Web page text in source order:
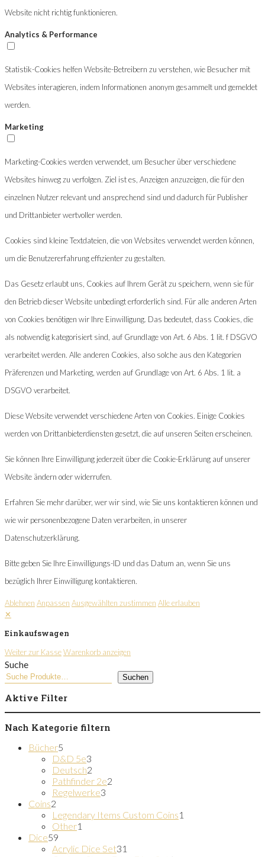
Website nicht richtig funktionieren.
Analytics & Performance
Statistik-Cookies helfen Website-Betreibern zu verstehen, wie Besucher mit
Websites interagieren, indem Informationen anonym gesammelt und gemeldet
werden.
Marketing
Marketing-Cookies werden verwendet, um Besucher über verschiedene
Websites hinweg zu verfolgen. Ziel ist es, Anzeigen anzuzeigen, die für den
einzelnen Nutzer relevant und ansprechend sind und dadurch für Publisher
und Drittanbieter wertvoller werden.
Cookies sind kleine Textdateien, die von Websites verwendet werden können,
um die Benutzererfahrung effizienter zu gestalten.
Das Gesetz erlaubt uns, Cookies auf Ihrem Gerät zu speichern, wenn sie für
den Betrieb dieser Website unbedingt erforderlich sind. Für alle anderen Arten
von Cookies benötigen wir Ihre Einwilligung. Das bedeutet, dass Cookies, die
als notwendig kategorisiert sind, auf Grundlage von Art. 6 Abs. 1 lit. f DSGVO
verarbeitet werden. Alle anderen Cookies, also solche aus den Kategorien
Präferenzen und Marketing, werden auf Grundlage von Art. 6 Abs. 1 lit. a
DSGVO verarbeitet.
Diese Website verwendet verschiedene Arten von Cookies. Einige Cookies
werden von Drittanbieterdiensten gesetzt, die auf unseren Seiten erscheinen.
Sie können Ihre Einwilligung jederzeit über die Cookie-Erklärung auf unserer
Website ändern oder widerrufen.
Erfahren Sie mehr darüber, wer wir sind, wie Sie uns kontaktieren können und
wie wir personenbezogene Daten verarbeiten, in unserer
Datenschutzerklärung.
Bitte geben Sie Ihre Einwilligungs-ID und das Datum an, wenn Sie uns
bezüglich Ihrer Einwilligung kontaktieren.
Ablehnen Anpassen Ausgewählten zustimmen Alle erlauben
✕
Einkaufswagen
Weiter zur KasseWarenkorb anzeigen
Suche
Suchen
Aktive Filter
Nach Kategorie filtern
Bücher5
Produkte
D&D 5e3
Produkte
Deutsch2
Produkte
Pathfinder 2e2
Regelwerke3
Coins2
Produkte
Legendary Items Custom Coins1
Other1
Dice59
Produkte
Acrylic Dice Set31